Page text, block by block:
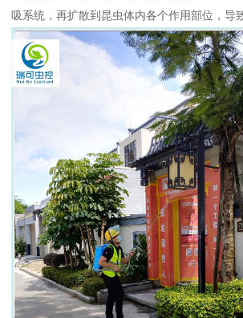
吸系统，再扩散到昆虫体内各个作用部位，导